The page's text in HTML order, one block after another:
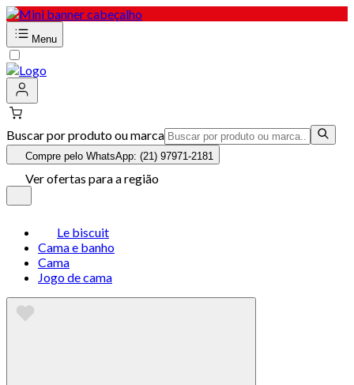
Menu
Buscar por produto ou marca
Compre pelo WhatsApp: (21) 97971-2181
Ver ofertas para a região
Le biscuit
Cama e banho
Cama
Jogo de cama